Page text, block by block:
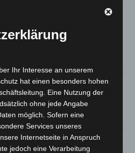
online unter
Ihr Interesse an unserem
hat einen besonders hohen
Eine Nutzung der
ohne jede Angabe
möglich. Sofern eine
Services unseres
Internetseite in Anspruch
jedoch eine Verarbeitung